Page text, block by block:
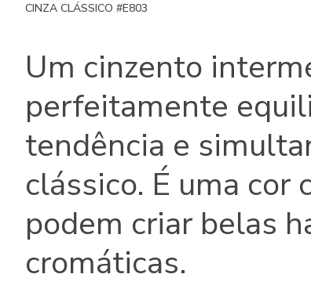
CINZA CLÁSSICO #E803
Um cinzento
perfeitamente
tendência e
clássico. É uma cor
podem criar belas
cromáticas.